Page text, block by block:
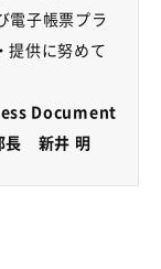
電子帳票プラ
提供に努めて
Document
長 新井 明